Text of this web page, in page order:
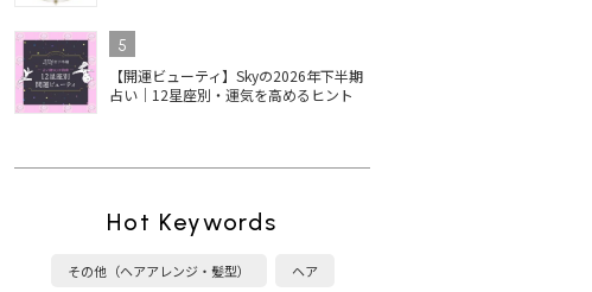
5
【開運ビューティ】Skyの2026年下半期
占い｜12星座別・運気を高めるヒント
Hot Keywords
その他（ヘアアレンジ・髪型） ヘア